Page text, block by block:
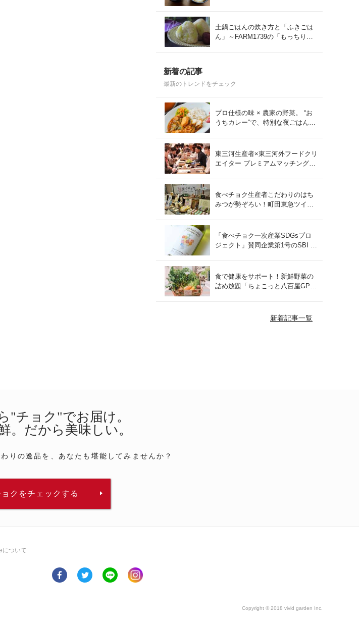
土鍋ごはんの炊き方と「ふきごは
ん」～FARM1739の「もっちりコ
新着の記事
最新のトレンドをチェック
プロ仕様の味 × 農家の野菜。 “お
うちカレー”で、特別な夜ごはん
東三河生産者×東三河外フードクリ
エイター プレミアムマッチング会
食べチョク生産者こだわりのはち
みつが勢ぞろい！町田東急ツイン
「食べチョク一次産業SDGsプロ
ジェクト」賛同企業第1号のSBI F
食で健康をサポート！新鮮野菜の
詰め放題「ちょこっと八百屋GP
新着記事一覧
"チョク"でお届け。
。だから美味しい。
りの逸品を、あなたも堪能してみませんか？
クをチェックする
について
Copyright © 2018 vivid garden Inc.